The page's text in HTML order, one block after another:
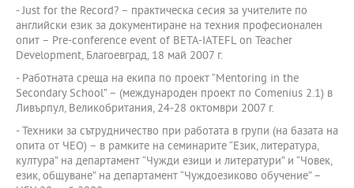
- Just for the Record? – практическа сесия за учителите по
английски език за документиране на техния професионален
опит – Pre-conference event of BETA-IATEFL on Teacher
Development, Благоевград, 18 май 2007 г.
- Работната среща на екипа по проект “Mentoring in the
Secondary School” – (международен проект по Comenius 2.1) в
Ливърпул, Великобритания, 24-28 октомври 2007 г.
- Техники за сътрудничество при работата в групи (на базата на
опита от ЧЕО) – в рамките на семинарите “Език, литература,
култура” на департамент “Чужди езици и литератури” и “Човек,
език, общуване” на департамент “Чуждоезиково обучение” –